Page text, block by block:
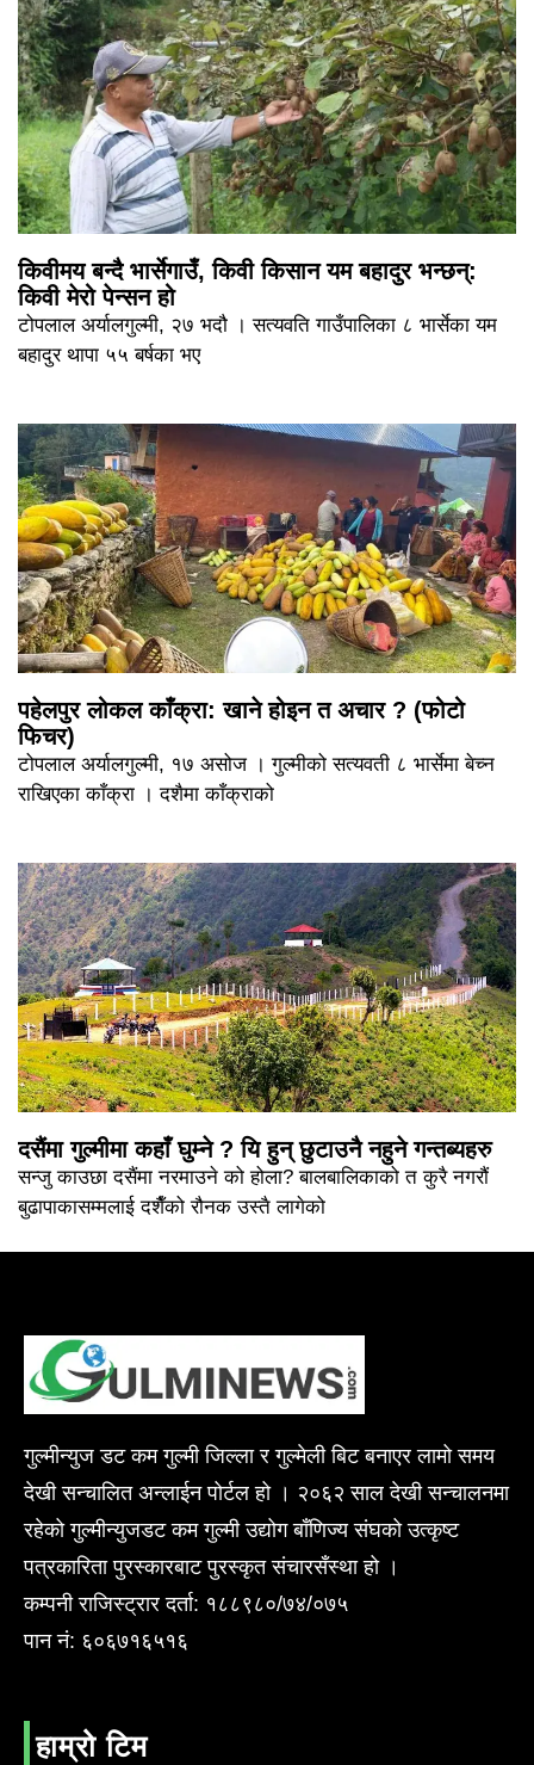
किवीमय बन्दै भार्सेगाउँ, किवी किसान यम बहादुर भन्छन्:
किवी मेरो पेन्सन हो
टोपलाल अर्यालगुल्मी, २७ भदौ । सत्यवति गाउँपालिका ८ भार्सेका यम
बहादुर थापा ५५ बर्षका भए
पहेलपुर लोकल काँक्रा: खाने होइन त अचार ? (फोटो
फिचर)
टोपलाल अर्यालगुल्मी, १७ असोज । गुल्मीको सत्यवती ८ भार्सेमा बेच्न
राखिएका काँक्रा । दशैमा काँक्राको
दसैंमा गुल्मीमा कहाँ घुम्ने ? यि हुन् छुटाउनै नहुने गन्तब्यहरु
सन्जु काउछा दसैंमा नरमाउने को होला? बालबालिकाको त कुरै नगरौं
बुढापाकासम्मलाई दशैँको रौनक उस्तै लागेको
गुल्मीन्युज डट कम गुल्मी जिल्ला र गुल्मेली बिट बनाएर लामो समय
देखी सन्चालित अन्लाईन पोर्टल हो । २०६२ साल देखी सन्चालनमा
रहेको गुल्मीन्युजडट कम गुल्मी उद्योग बाँणिज्य संघको उत्कृष्ट
पत्रकारिता पुरस्कारबाट पुरस्कृत संचारसँस्था हो ।
कम्पनी राजिस्ट्रार दर्ता: १८८९८०/७४/०७५
पान नं: ६०६७१६५१६
हाम्रो टिम